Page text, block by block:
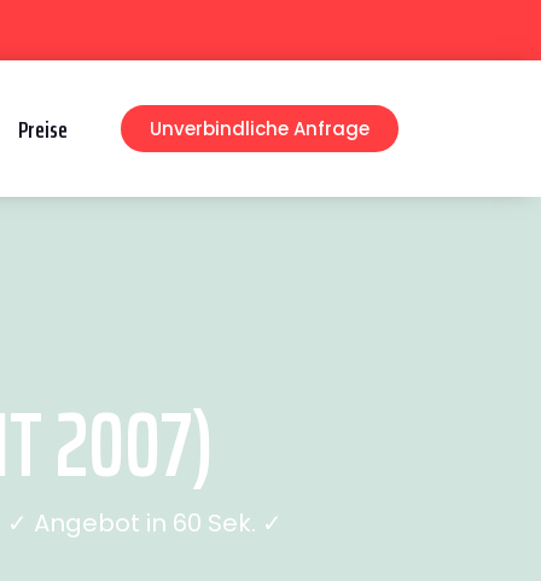
Preise Unverbindliche Anfrage
2007)
Angebot in 60 Sek. ✓